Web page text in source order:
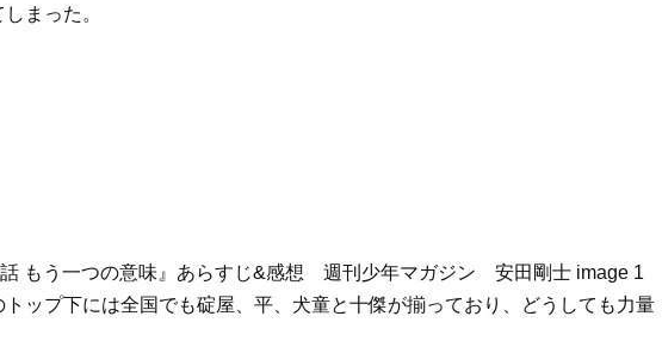
まった。
ップ下には全国でも碇屋、平、犬童と十傑が揃っており、どうしても力量